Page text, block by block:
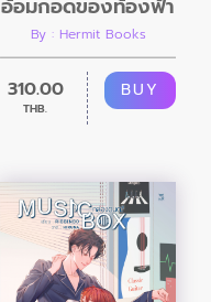
อ้อมกอดของท้องฟ้า
By : Hermit Books
310.00
THB.
BUY